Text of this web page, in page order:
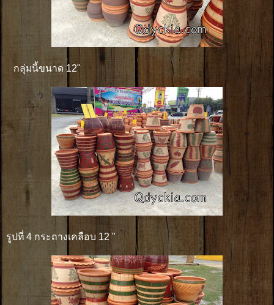
กลุ่มนี้ขนาด 12"
รูปที่ 4 กระถางเคลือบ 12 "